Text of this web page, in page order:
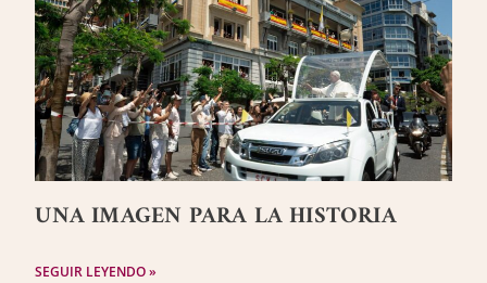
UNA IMAGEN PARA LA HISTORIA
SEGUIR LEYENDO »